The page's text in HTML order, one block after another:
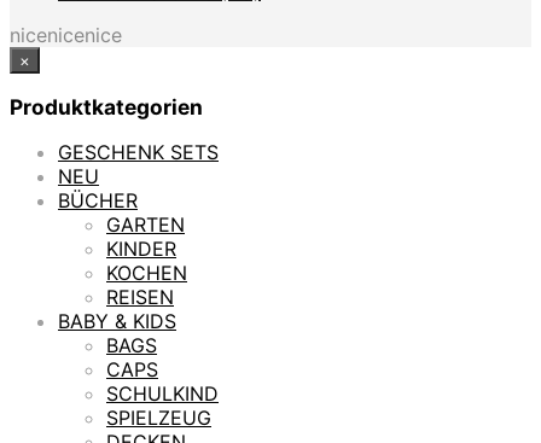
nicenicenice
×
Produktkategorien
GESCHENK SETS
NEU
BÜCHER
GARTEN
KINDER
KOCHEN
REISEN
BABY & KIDS
BAGS
CAPS
SCHULKIND
SPIELZEUG